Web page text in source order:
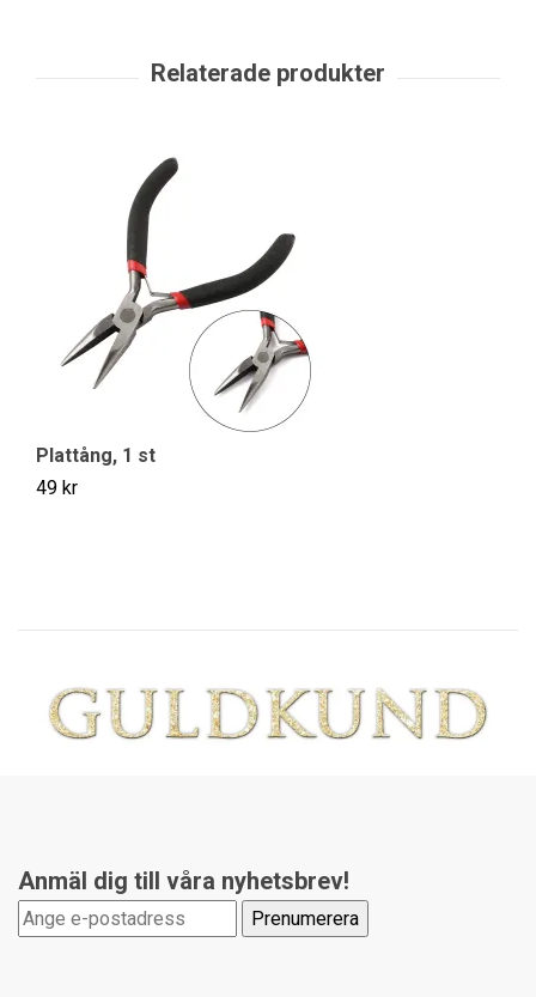
Plattång, 1 st
49 kr
Anmäl dig till våra nyhetsbrev!